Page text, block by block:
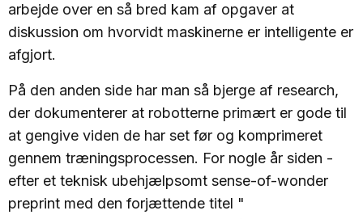
arbejde over en så bred kam af opgaver at
diskussion om hvorvidt maskinerne er intelligente er
afgjort.
På den anden side har man så bjerge af research,
der dokumenterer at robotterne primært er gode til
at gengive viden de har set før og komprimeret
gennem træningsprocessen. For nogle år siden -
efter et teknisk ubehjælpsomt sense-of-wonder
preprint med den forjættende titel "